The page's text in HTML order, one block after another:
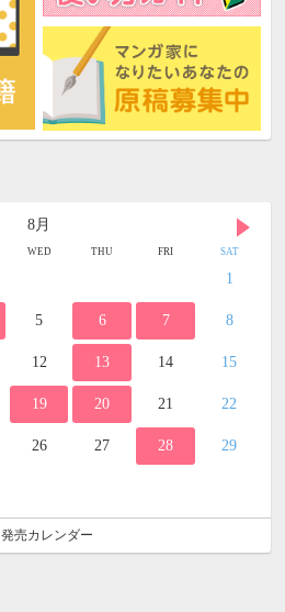
8月
WED THU FRI SAT
1
5 6 7 8
12 13 14 15
19 20 21 22
26 27 28 29
発売カレンダー